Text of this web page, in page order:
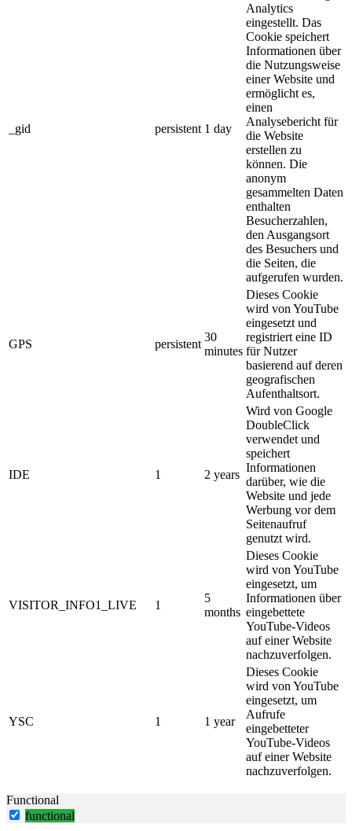
_gid persistent 1 day
Analytics
eingestellt. Das
Cookie speichert
Informationen über
die Nutzungsweise
einer Website und
ermöglicht es,
einen
Analysebericht für
die Website
erstellen zu
können. Die
anonym
gesammelten Daten
enthalten
Besucherzahlen,
den Ausgangsort
des Besuchers und
die Seiten, die
aufgerufen wurden.
GPS persistent
30
minutes
Dieses Cookie
wird von YouTube
eingesetzt und
registriert eine ID
für Nutzer
basierend auf deren
geografischen
Aufenthaltsort.
IDE 1 2 years
Wird von Google
DoubleClick
verwendet und
speichert
Informationen
darüber, wie die
Website und jede
Werbung vor dem
Seitenaufruf
genutzt wird.
VISITOR_INFO1_LIVE 1
5
months
Dieses Cookie
wird von YouTube
eingesetzt, um
Informationen über
eingebettete
YouTube-Videos
auf einer Website
nachzuverfolgen.
YSC 1 1 year
Dieses Cookie
wird von YouTube
eingesetzt, um
Aufrufe
eingebetteter
YouTube-Videos
auf einer Website
nachzuverfolgen.
Functional
functional